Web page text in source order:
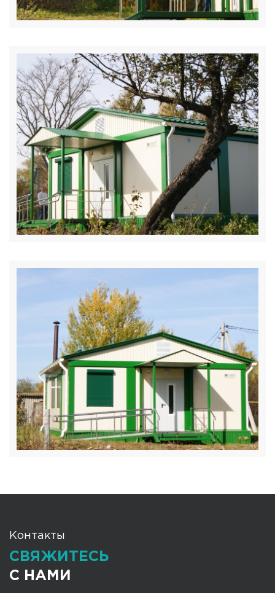
Контакты
СВЯЖИТЕСЬ
С НАМИ